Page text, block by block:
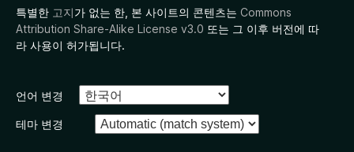
특별한 고지가 없는 한, 본 사이트의 콘텐츠는 Commons
Attribution Share-Alike License v3.0 또는 그 이후 버전에 따
라 사용이 허가됩니다.
언어 변경
테마 변경